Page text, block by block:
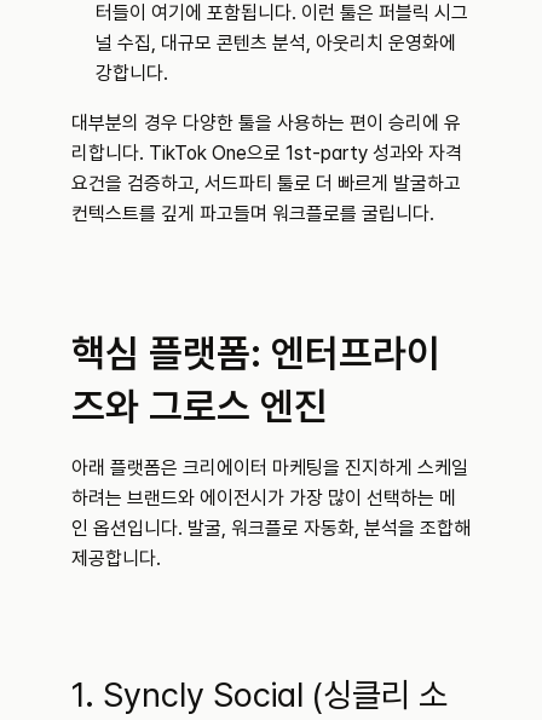
터들이 여기에 포함됩니다. 이런 툴은 퍼블릭 시그
널 수집, 대규모 콘텐츠 분석, 아웃리치 운영화에
강합니다.
대부분의 경우 다양한 툴을 사용하는 편이 승리에 유
리합니다. TikTok One으로 1st-party 성과와 자격
요건을 검증하고, 서드파티 툴로 더 빠르게 발굴하고
컨텍스트를 깊게 파고들며 워크플로를 굴립니다.
핵심 플랫폼: 엔터프라이
즈와 그로스 엔진
아래 플랫폼은 크리에이터 마케팅을 진지하게 스케일
하려는 브랜드와 에이전시가 가장 많이 선택하는 메
인 옵션입니다. 발굴, 워크플로 자동화, 분석을 조합해
제공합니다.
1. Syncly Social (싱클리 소